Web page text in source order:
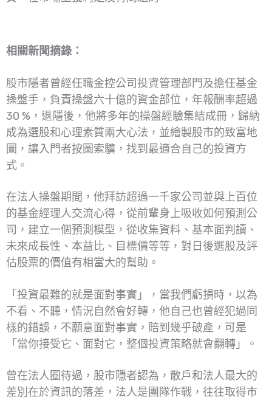
相關新聞摘錄：
股市隱者曾經任職金控公司投資管理部門及擔任基金
操盤手，負責操盤六十億的資金部位，年報酬率超過
30 %，退隱後，他將多年的操盤經驗集結成冊，歸納
成為選股和心理素質兩大心法，並繪製股市的致富地
圖，讓入門者按圖索驥，找到最適合自己的投資方
式。
在法人操盤期間，他拜訪超過一千家公司並與上百位
的基金經理人交流心得，從前輩身上吸收如何預測公
司，建立一個預測模型，從收集資料、基本面判讀、
未來成長性、本益比、目標價等等，對日後選股及評
估股票的價值有相當大的幫助。
「投資最難的就是面對事實」，當我們虧損時，以為
不看、不聽，情況自然會好轉，他自己也曾經犯過同
樣的錯誤，不願意面對事實，賠到幾乎破產，可是
「當你接受它、面對它，整個投資策略就會翻轉」。
曾在法人圈待過，股市隱者認為，散戶和法人最大的
差別在於資訊的落差，法人是團隊作戰，往往取得市